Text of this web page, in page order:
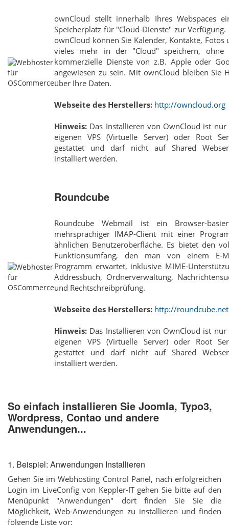
ownCloud stellt innerhalb Ihres Webspaces
Speicherplatz für "Cloud-Dienste" zur
ownCloud können Sie Kalender, Kontakte, Fotos
vieles mehr in der "Cloud" speichern, ohne
kommerzielle Dienste von z.B. Apple oder
angewiesen zu sein. Mit ownCloud bleiben Sie
über Ihre Daten.
Webseite des Herstellers: http://owncloud.org
Hinweis: Das Installieren von OwnCloud ist nur
eigenen VPS (Virtuelle Server) oder Root
gestattet und darf nicht auf Shared
installiert werden.
Roundcube
Roundcube Webmail ist ein Browser-
mehrsprachiger IMAP-Client mit einer
ähnlichen Benutzeroberfläche. Es bietet den
Funktionsumfang, den man von einem E-
Programm erwartet, inklusive MIME-
Addressbuch, Ordnerverwaltung,
und Rechtschreibprüfung.
Webseite des Herstellers: http://roundcube.net
Hinweis: Das Installieren von OwnCloud ist nur
eigenen VPS (Virtuelle Server) oder Root
gestattet und darf nicht auf Shared
installiert werden.
So einfach installieren Sie Joomla, Typo3,
Wordpress, Contao und andere
Anwendungen...
1. Beispiel: Anwendungen Installieren
Gehen Sie im Webhosting Control Panel, nach erfolgreichen
Login im LiveConfig von Keppler-IT gehen Sie bitte auf den
Menüpunkt "Anwendungen" dort finden Sie Sie die
Möglichkeit, Web-Anwendungen zu installieren und finden
folgende Liste vor: